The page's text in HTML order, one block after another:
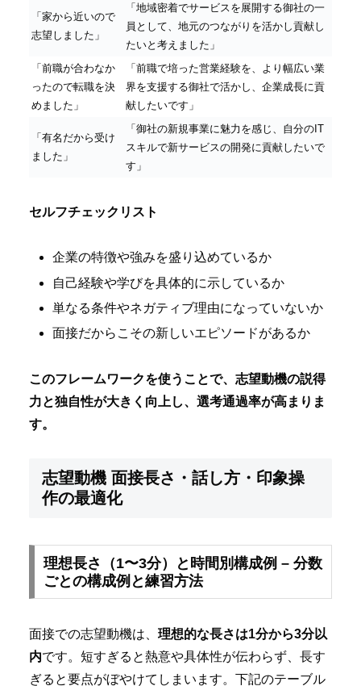
「家から近いので
志望しました」
「地域密着でサービスを展開する御社の一
員として、地元のつながりを活かし貢献し
たいと考えました」
「前職が合わなか
ったので転職を決
めました」
「前職で培った営業経験を、より幅広い業
界を支援する御社で活かし、企業成長に貢
献したいです」
「有名だから受け
ました」
「御社の新規事業に魅力を感じ、自分のIT
スキルで新サービスの開発に貢献したいで
す」
セルフチェックリスト
企業の特徴や強みを盛り込めているか
自己経験や学びを具体的に示しているか
単なる条件やネガティブ理由になっていないか
面接だからこその新しいエピソードがあるか
このフレームワークを使うことで、志望動機の説得
力と独自性が大きく向上し、選考通過率が高まりま
す。
志望動機 面接長さ・話し方・印象操
作の最適化
理想長さ（1〜3分）と時間別構成例 – 分数
ごとの構成例と練習方法
面接での志望動機は、 理想的な長さは1分から3分以
内です。短すぎると熱意や具体性が伝わらず、長す
ぎると要点がぼやけてしまいます。下記のテーブル